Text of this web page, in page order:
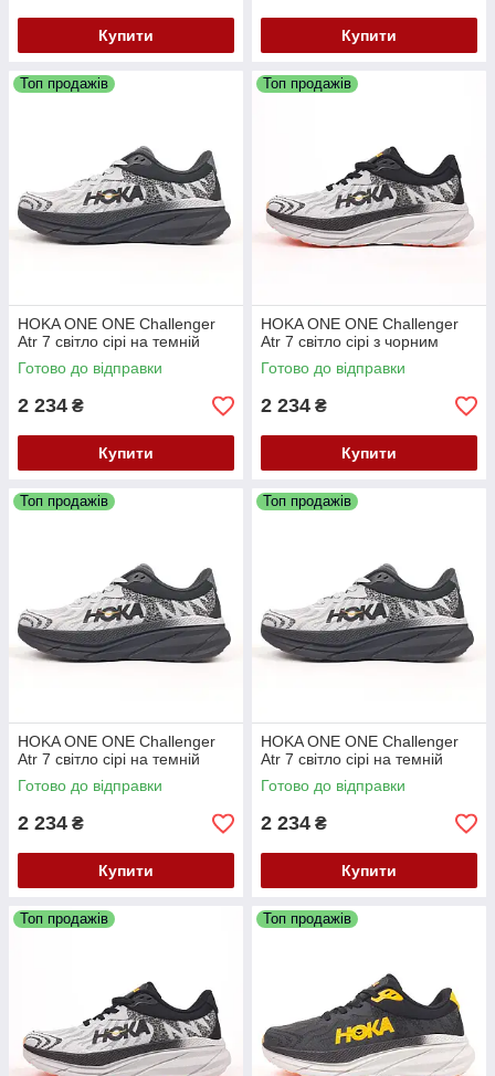
Купити Купити
Топ продажів
HOKA ONE ONE Challenger
Atr 7 світло сірі на темній
Готово до відправки
2 234 ₴
Купити
Топ продажів
HOKA ONE ONE Challenger
Atr 7 світло сірі з чорним
Готово до відправки
2 234 ₴
Купити
Топ продажів
HOKA ONE ONE Challenger
Atr 7 світло сірі на темній
Готово до відправки
2 234 ₴
Купити
Топ продажів
HOKA ONE ONE Challenger
Atr 7 світло сірі на темній
Готово до відправки
2 234 ₴
Купити
Топ продажів Топ продажів